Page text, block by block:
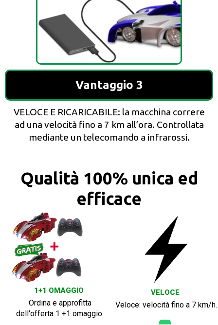
Vantaggio 3
VELOCE E RICARICABILE: la macchina correre
ad una velocità fino a 7 km all’ora. Controllata
mediante un telecomando a infrarossi.
Qualità 100% unica ed
efficace
1+1 OMAGGIO
Ordina e approfitta
dell'offerta 1 +1 omaggio.
VELOCE
Veloce: velocità fino a 7 km/h.